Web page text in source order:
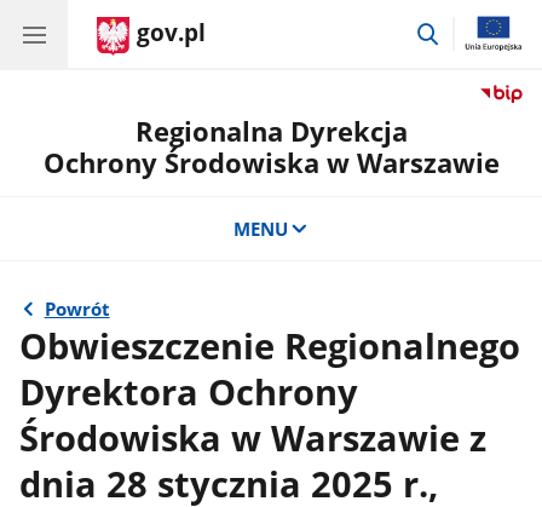
gov.pl
przejdź
Regionalna Dyrekcja
Ochrony Środowiska w Warszawie
MENU
Powrót
Obwieszczenie Regionalnego
Dyrektora Ochrony
Środowiska w Warszawie z
dnia 28 stycznia 2025 r.,